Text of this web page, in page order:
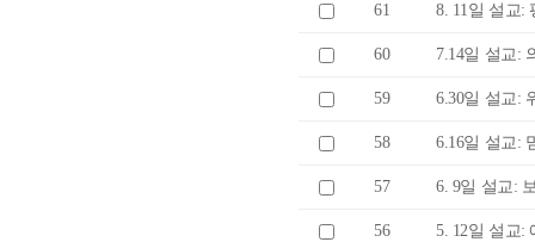
61 8. 11일 설교:
60 7.14일 설교:
59 6.30일 설교:
58 6.16일 설교:
57 6. 9일 설교:
56 5. 12일 설교: